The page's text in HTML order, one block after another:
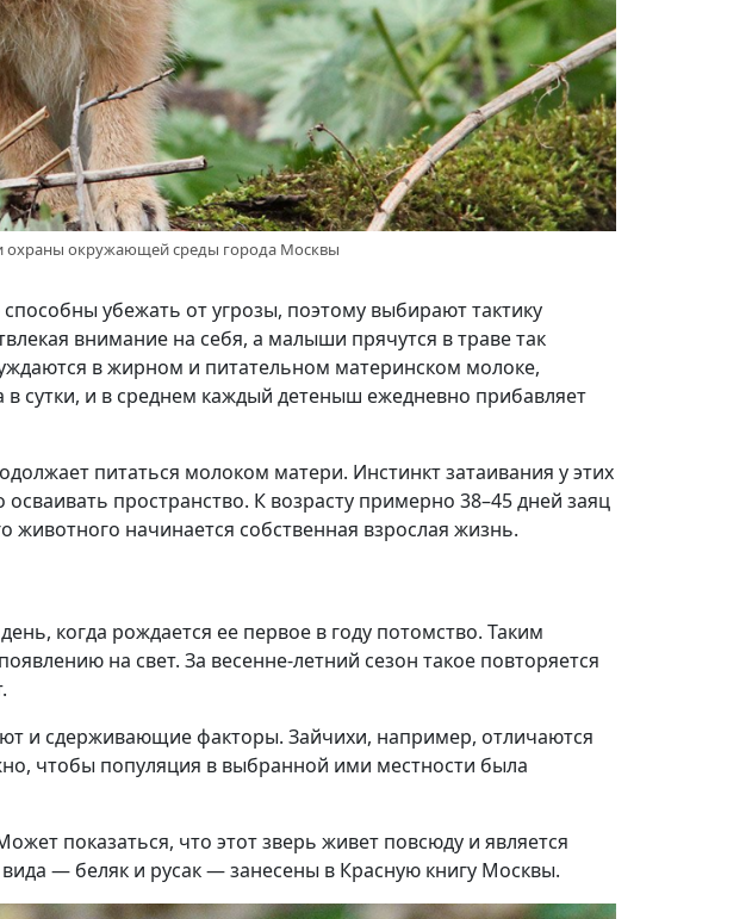
охраны окружающей среды города Москвы
убежать от угрозы, поэтому выбирают тактику
внимание на себя, а малыши прячутся в траве так
в жирном и питательном материнском молоке,
сутки, и в среднем каждый детеныш ежедневно прибавляет
питаться молоком матери. Инстинкт затаивания у этих
пространство. К возрасту примерно 38–45 дней заяц
начинается собственная взрослая жизнь.
когда рождается ее первое в году потомство. Таким
на свет. За весенне-летний сезон такое повторяется
и сдерживающие факторы. Зайчихи, например, отличаются
чтобы популяция в выбранной ими местности была
показаться, что этот зверь живет повсюду и является
— беляк и русак — занесены в Красную книгу Москвы.